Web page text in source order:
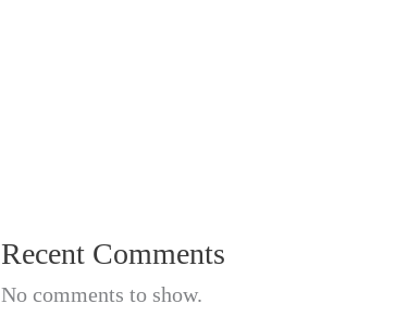
Recent Comments
No comments to show.